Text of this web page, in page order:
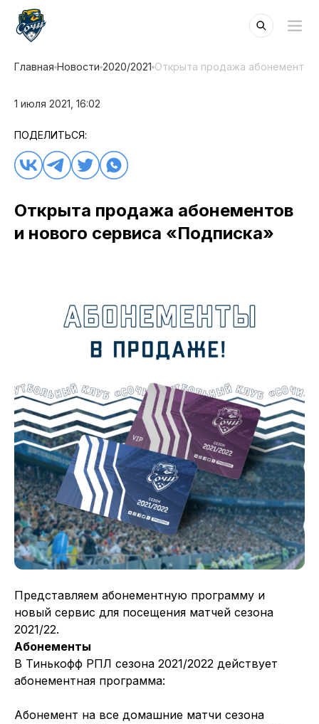
Главная Новости 2020/2021 Открыта продажа абонементов
1 июля 2021, 16:02
ПОДЕЛИТЬСЯ:
Открыта продажа абонементов
и нового сервиса «Подписка»
Представляем абонементную программу и
новый сервис для посещения матчей сезона
2021/22.
Абонементы
В Тинькофф РПЛ сезона 2021/2022 действует
абонементная программа:
Абонемент на все домашние матчи сезона